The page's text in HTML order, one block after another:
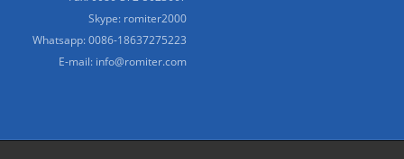
Skype: romiter2000
Whatsapp:0086-18637275223
E-mail: info@romiter.com